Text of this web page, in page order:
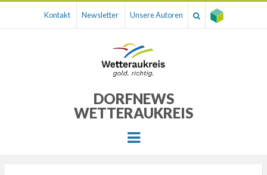
Kontakt Newsletter Unsere Autoren
DORFNEWS
WETTERAUKREIS
Menu